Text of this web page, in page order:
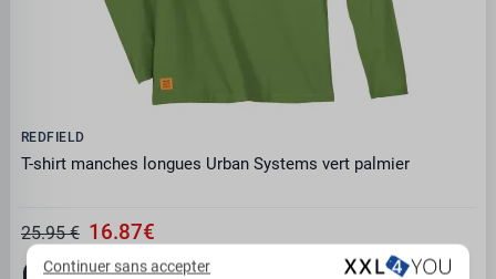
REDFIELD
T-shirt manches longues Urban Systems vert palmier
25.95 € 16.87€
Continuer sans accepter